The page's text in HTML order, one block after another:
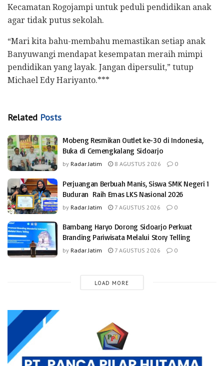
Kecamatan Rogojampi untuk peduli pendidikan anak
agar tidak putus sekolah.
“Mari kita bahu-membahu memastikan setiap anak
Banyuwangi mendapat kesempatan meraih mimpi
pendidikan yang layak. Jangan dipersulit,” tutup
Michael Edy Hariyanto.***
Related Posts
Mobeng Resmikan Outlet ke-30 di Indonesia,
Buka di Cemengkalang Sidoarjo
by Radar Jatim 8 AGUSTUS 2026 0
Perjuangan Berbuah Manis, Siswa SMK Negeri 1
Buduran Raih Emas LKS Nasional 2026
by Radar Jatim 7 AGUSTUS 2026 0
Bambang Haryo Dorong Sidoarjo Perkuat
Branding Pariwisata Melalui Story Telling
by Radar Jatim 7 AGUSTUS 2026 0
LOAD MORE